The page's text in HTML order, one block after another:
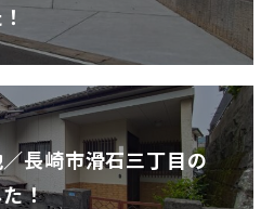
長崎市滑石三丁目の
！